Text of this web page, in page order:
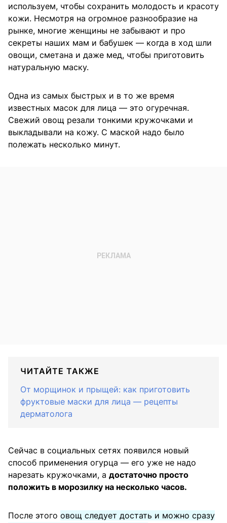
используем, чтобы сохранить молодость и красоту
кожи. Несмотря на огромное разнообразие на
рынке, многие женщины не забывают и про
секреты наших мам и бабушек — когда в ход шли
овощи, сметана и даже мед, чтобы приготовить
натуральную маску.
Одна из самых быстрых и в то же время
известных масок для лица — это огуречная.
Свежий овощ резали тонкими кружочками и
выкладывали на кожу. С маской надо было
полежать несколько минут.
ЧИТАЙТЕ ТАКЖЕ
От морщинок и прыщей: как приготовить
фруктовые маски для лица — рецепты
дерматолога
Сейчас в социальных сетях появился новый
способ применения огурца — его уже не надо
нарезать кружочками, а достаточно просто
положить в морозилку на несколько часов.
После этого овощ следует достать и можно сразу